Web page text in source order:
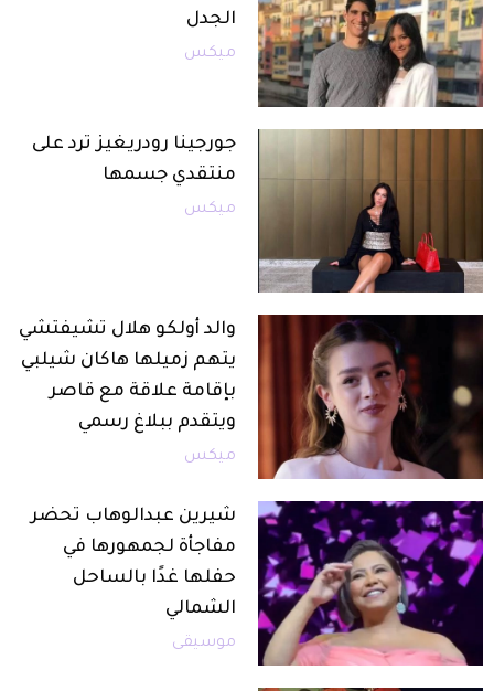
الجدل
ميكس
جورجينا رودريغيز ترد على
منتقدي جسمها
ميكس
والد أولكو هلال تشيفتشي
يتهم زميلها هاكان شيلبي
بإقامة علاقة مع قاصر
ويتقدم ببلاغ رسمي
ميكس
شيرين عبدالوهاب تحضر
مفاجأة لجمهورها في
حفلها غدًا بالساحل
الشمالي
موسيقى